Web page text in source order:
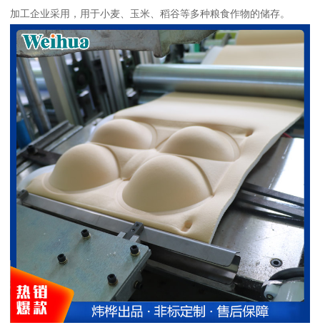
加工企业采用，用于小麦、玉米、稻谷等多种粮食作物的储存。